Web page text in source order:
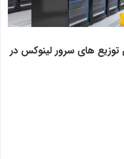
توزیع های سرور لینوکس در